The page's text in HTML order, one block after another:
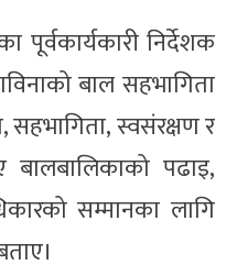
पूर्वकार्यकारी निर्देशक
बाल सहभागिता
स्वसंरक्षण र
पढाइ,
सम्मानका लागि